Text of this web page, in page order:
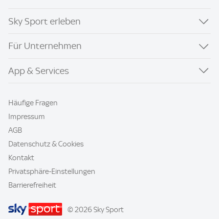
Sky Sport erleben
Für Unternehmen
App & Services
Häufige Fragen
Impressum
AGB
Datenschutz & Cookies
Kontakt
Privatsphäre-Einstellungen
Barrierefreiheit
© 2026 Sky Sport